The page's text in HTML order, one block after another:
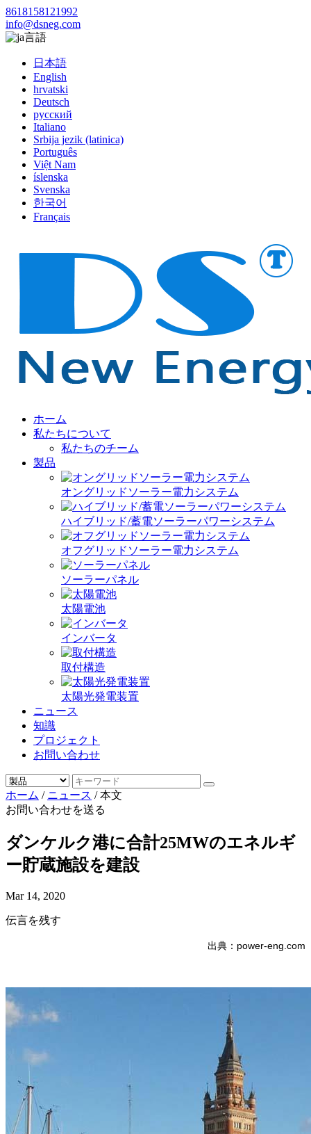
8618158121992
info@dsneg.com
言語
日本語
English
hrvatski
Deutsch
русский
Italiano
Srbija jezik (latinica)
Português
Việt Nam
íslenska
Svenska
한국어
Français
ホーム
私たちについて
私たちのチーム
製品
オングリッドソーラー電力システム
ハイブリッド/蓄電ソーラーパワーシステム
オフグリッドソーラー電力システム
ソーラーパネル
太陽電池
インバータ
取付構造
太陽光発電装置
ニュース
知識
プロジェクト
お問い合わせ
ホーム / ニュース /本文
お問い合わせを送る
ダンケルク港に合計25MWのエネルギ
ー貯蔵施設を建設
Mar 14, 2020
伝言を残す
出典：power-eng.com